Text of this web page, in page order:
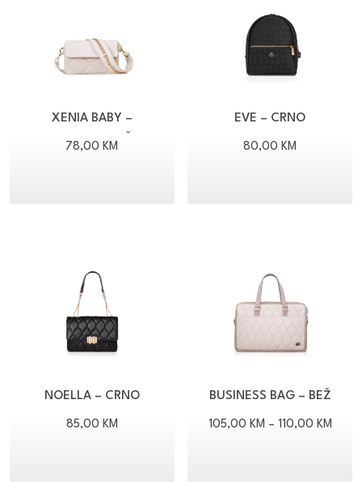
XENIA BABY –
SVIJETLO BEŽ
78,00 KM
EVE – CRNO
80,00 KM
NOELLA – CRNO
85,00 KM
BUSINESS BAG – BEŽ
105,00 KM – 110,00 KM